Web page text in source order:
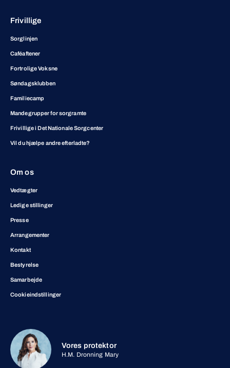
Frivillige
Sorglinjen
Caféaftener
Fortrolige Voksne
Søndagsklubben
Familiecamp
Mandegrupper for sorgramte
Frivillige i Det Nationale Sorgcenter
Vil du hjælpe andre efterladte?
Om os
Vedtægter
Ledige stillinger
Presse
Arrangementer
Kontakt
Bestyrelse
Samarbejde
Cookieindstillinger
Vores protektor
H.M. Dronning Mary